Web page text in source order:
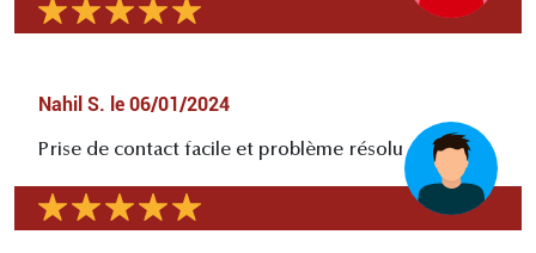
Nahil S. le 06/01/2024
Prise de contact facile et problème résolu